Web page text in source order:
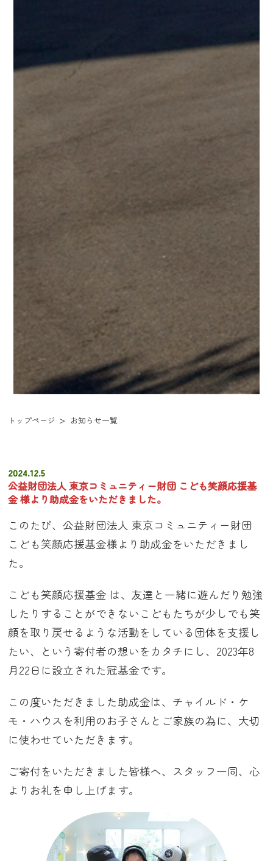
トップページ お知らせ一覧
2024.12.5
公益財団法人 東京コミュニティー財団 こども笑顔応援基
金 様より助成金をいただきました。
このたび、公益財団法人 東京コミュニティー財団
こども笑顔応援基金様より助成金をいただきまし
た。
こども笑顔応援基金 は、友達と一緒に遊んだり勉強
したりすることができないこどもたちが少しでも笑
顔を取り戻せるような活動をしている団体を支援し
たい、という寄付者の想いをカタチにし、2023年8
月22日に設立された冠基金です。
この度いただきました助成金は、チャイルド・ケ
モ・ハウスを利用のお子さんとご家族の為に、大切
に使わせていただきます。
ご寄付をいただきました皆様へ、スタッフ一同、心
よりお礼を申し上げます。